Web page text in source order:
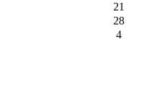
21
28
4